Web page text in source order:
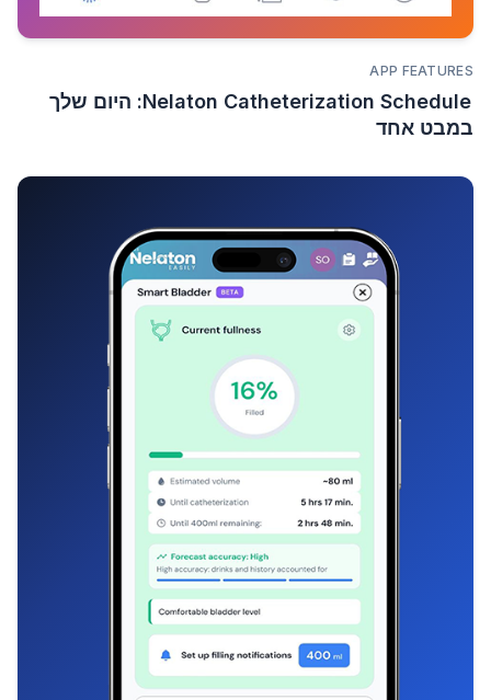
APP FEATURES
Nelaton Catheterization Schedule: היום שלך
במבט אחד